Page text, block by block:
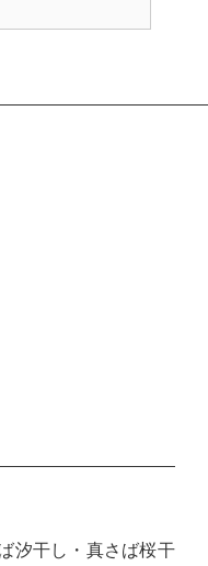
汐干し・真さば桜干